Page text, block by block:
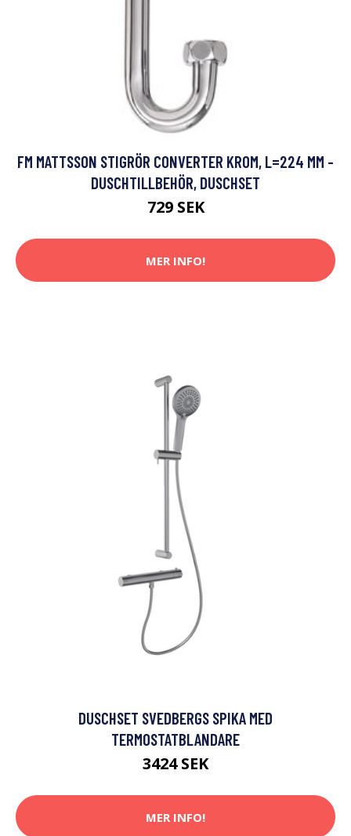
FM MATTSSON STIGRÖR CONVERTER KROM, L=224 MM -
DUSCHTILLBEHÖR, DUSCHSET
729 SEK
MER INFO!
DUSCHSET SVEDBERGS SPIKA MED
TERMOSTATBLANDARE
3424 SEK
MER INFO!